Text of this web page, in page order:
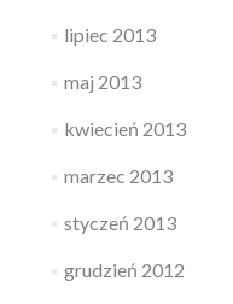
lipiec 2013
maj 2013
kwiecień 2013
marzec 2013
styczeń 2013
grudzień 2012